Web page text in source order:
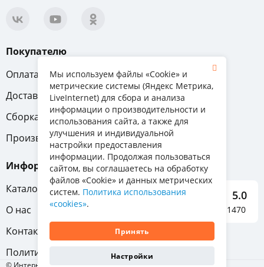
Покупателю
Оплата
Вопрос-ответ
Доставка
Обмен и возврат
Сборка
Гарантия
Производители
Информация
Каталог мебели
О нас
Контакты
Политика конфиденциальности
5.0
Отзывы о нас 1470
Мы используем файлы «Cookie» и
метрические системы (Яндекс Метрика,
LiveInternet) для сбора и анализа
информации о производительности и
использования сайта, а также для
улучшения и индивидуальной
настройки предоставления
информации. Продолжая пользоваться
сайтом, вы соглашаетесь на обработку
файлов «Cookie» и данных метрических
систем. Политика использования
«cookies».
Принять
Настройки